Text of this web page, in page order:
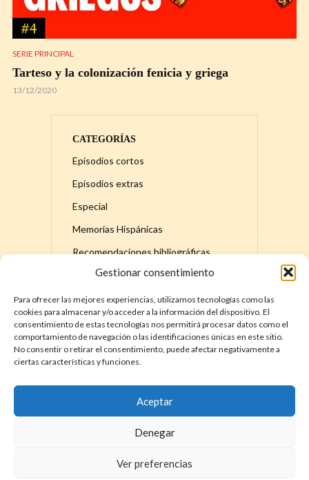
Gestionar consentimiento
Para ofrecer las mejores experiencias, utilizamos tecnologías como las
cookies para almacenar y/o acceder a la información del dispositivo. El
consentimiento de estas tecnologías nos permitirá procesar datos como el
comportamiento de navegación o las identificaciones únicas en este sitio.
No consentir o retirar el consentimiento, puede afectar negativamente a
ciertas características y funciones.
Aceptar
Denegar
Ver preferencias
SERIE PRINCIPAL
Tarteso y la colonización fenicia y griega
13/12/2020
CATEGORÍAS
Episodios cortos
Episodios extras
Especial
Memorias Hispánicas
Recomendaciones bibliográficas
Serie principal
DÓNDE ENCONTRAR LA HISTORIA DE
InstagramFacebook
COPYRIGHT © 2026. LA HISTORIA DE ESPAÑA DE DAVID COT. |